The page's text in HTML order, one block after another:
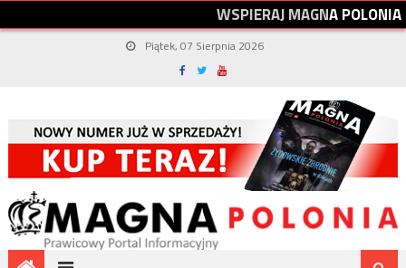
WSPIERAJMAGNAPOLONIA
Piątek, 07 Sierpnia 2026